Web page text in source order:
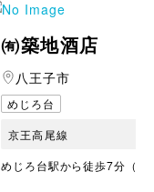
㈲築地酒店
八王子市
めじろ台
京王高尾線
めじろ台駅から徒歩7分（